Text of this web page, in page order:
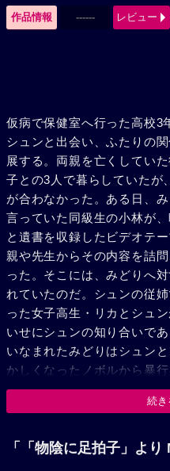
作品情報 ------ レビュー
仮病で保健室へ行った高校3
シュンと出会い、ふたりの
展する。両親を亡くしてい
子との3人で暮らしていたが
が合わなかった。ある日、
言っていた同級生の小林が
と遺書を収録したビデオテ
親や先生からその内容を詰
った。そこには、みどりへ
れていたのだ。シュンの従
った女子高生・リカとシュ
いせにシュンの知り合いで
いなまれたみどりはシュン
かしくなったノボルから暴
いたみどりを優しく抱くの
し、シュンは光の死に脅え
家では、彼女の無軌道ぶり
続き
「「物陰に足拍子」よ